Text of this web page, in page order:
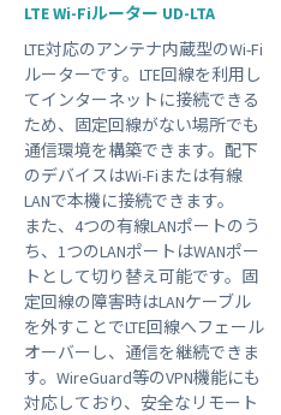
LTE Wi-Fiルーター UD-LTA
LTE対応のアンテナ内蔵型のWi-Fi
ルーターです。LTE回線を利用し
てインターネットに接続できる
ため、固定回線がない場所でも
通信環境を構築できます。配下
のデバイスはWi-Fiまたは有線
LANで本機に接続できます。
また、4つの有線LANポートのう
ち、1つのLANポートはWANポー
トとして切り替え可能です。固
定回線の障害時はLANケーブル
を外すことでLTE回線へフェール
オーバーし、通信を継続できま
す。WireGuard等のVPN機能にも
対応しており、安全なリモート